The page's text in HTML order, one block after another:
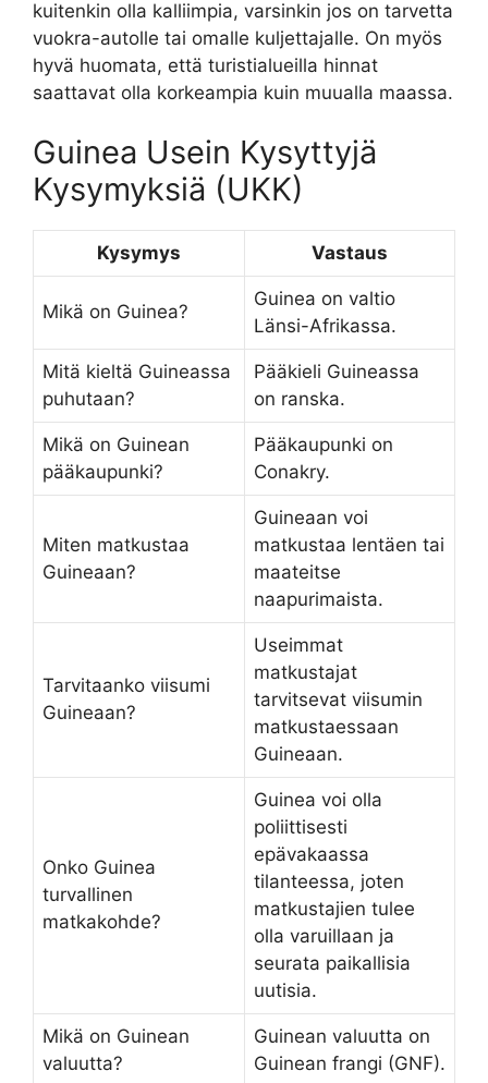
kuitenkin olla kalliimpia, varsinkin jos on tarvetta
vuokra-autolle tai omalle kuljettajalle. On myös
hyvä huomata, että turistialueilla hinnat
saattavat olla korkeampia kuin muualla maassa.
Guinea Usein Kysyttyjä
Kysymyksiä (UKK)
Kysymys Vastaus
Mikä on Guinea?
Guinea on valtio
Länsi-Afrikassa.
Mitä kieltä Guineassa
puhutaan?
Pääkieli Guineassa
on ranska.
Mikä on Guinean
pääkaupunki?
Pääkaupunki on
Conakry.
Miten matkustaa
Guineaan?
Guineaan voi
matkustaa lentäen tai
maateitse
naapurimaista.
Tarvitaanko viisumi
Guineaan?
Useimmat
matkustajat
tarvitsevat viisumin
matkustaessaan
Guineaan.
Onko Guinea
turvallinen
matkakohde?
Guinea voi olla
poliittisesti
epävakaassa
tilanteessa, joten
matkustajien tulee
olla varuillaan ja
seurata paikallisia
uutisia.
Mikä on Guinean
valuutta?
Guinean valuutta on
Guinean frangi (GNF).